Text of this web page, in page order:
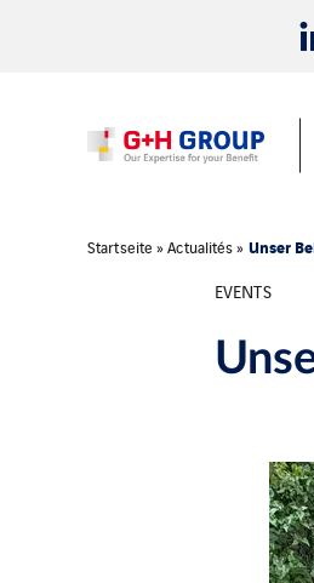
Startseite »Actualités» Unser
EVENTS